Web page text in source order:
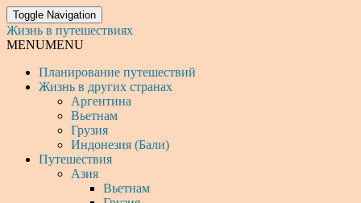
Toggle Navigation
Жизнь в путешествиях
MENUMENU
Планирование путешествий
Жизнь в других странах
Аргентина
Вьетнам
Грузия
Индонезия (Бали)
Путешествия
Азия
Вьетнам